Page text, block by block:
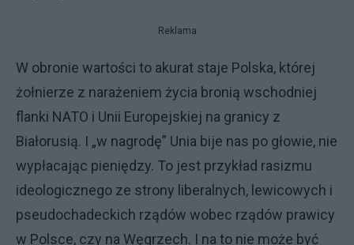
Reklama
W obronie wartości to akurat staje Polska, której
żołnierze z narażeniem życia bronią wschodniej
flanki NATO i Unii Europejskiej na granicy z
Białorusią. I „w nagrodę” Unia bije nas po głowie, nie
wypłacając pieniędzy. To jest przykład rasizmu
ideologicznego ze strony liberalnych, lewicowych i
pseudochadeckich rządów wobec rządów prawicy
w Polsce, czy na Węgrzech. I na to nie może być